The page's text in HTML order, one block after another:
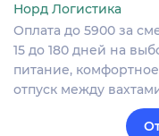
Норд Логистика
Оплата до 5900 за
15 до 180 дней на
питание,
отпуск между